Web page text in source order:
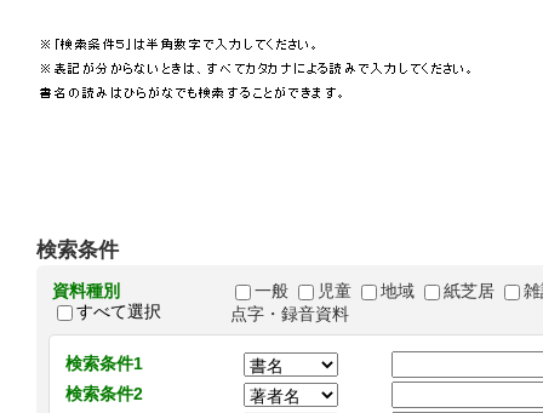
検索条件
資料種別
すべて選択
一般 児童 地域 紙芝居
点字・録音資料
検索条件1
検索条件2